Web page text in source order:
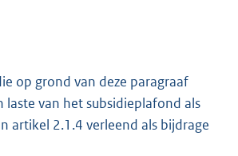
op grond van deze paragraaf
laste van het subsidieplafond als
artikel 2.1.4 verleend als bijdrage